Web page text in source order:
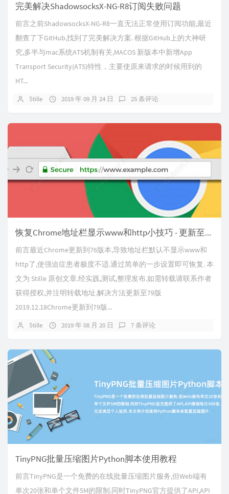
完美解决ShadowsocksX-NG-R8订阅失败问题
前言之前ShadowsocksX-NG-R8一直无法正常使用订阅功能,最近
翻查了下GitHub,找到了完美解决方案. 根据GitHub上的大神研
究,多半与mac系统ATS机制有关,MACOS 新版本中新增App
Transport Security(ATS)特性，主要使原来请求的时候用到的
HT...
Stille 2019 年 09 月 24 日 25 条评论
恢复Chrome地址栏显示www和http小技巧 - 更新至79版
前言最近Chrome更新到76版本,导致地址栏默认不显示www和
http了,使强迫症患者极度不适.通过简单的一步设置即可恢复. 本
文为 Stille 原创文章.经实践,测试,整理发布.如需转载请联系作者
获得授权,并注明转载地址.解决方法更新至79版
2019.12.18Chrome更新到79版...
Stille 2019 年 08 月 20 日 7 条评论
TinyPNG批量压缩图片Python脚本使用教程
前言TinyPNG是一个免费的在线批量压缩图片服务,但Web端有
单次20张和单个文件5M的限制.同时TinyPNG官方提供了API,API